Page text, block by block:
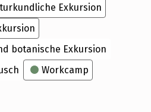
Exkursion
botanische Exkursion
Workcamp